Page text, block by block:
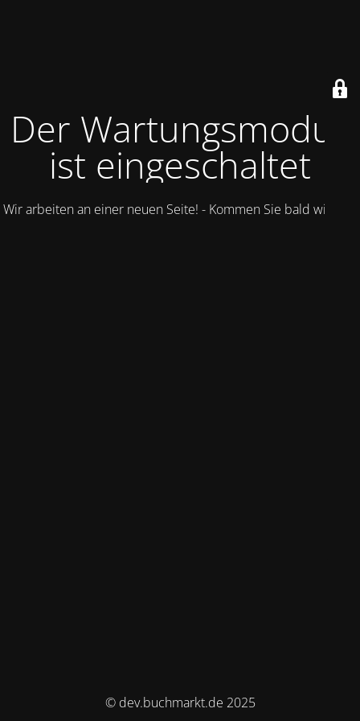
Der Wartungsmodus
ist eingeschaltet
Wir arbeiten an einer neuen Seite! - Kommen Sie bald wieder.
© dev.buchmarkt.de 2025